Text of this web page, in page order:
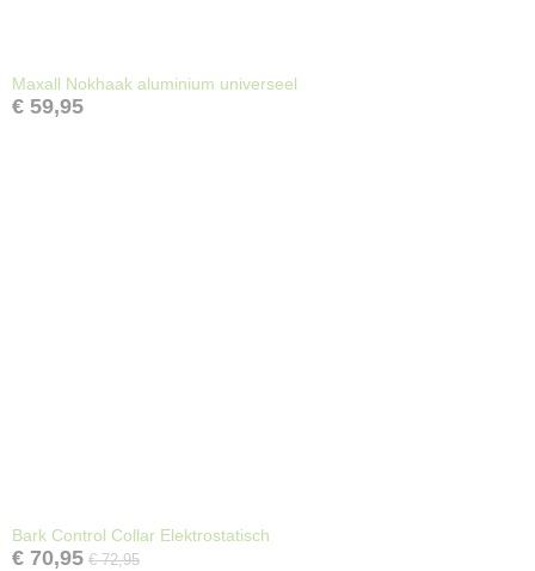
Maxall Nokhaak aluminium universeel
€ 59,95
Bark Control Collar Elektrostatisch
€ 70,95 € 72,95